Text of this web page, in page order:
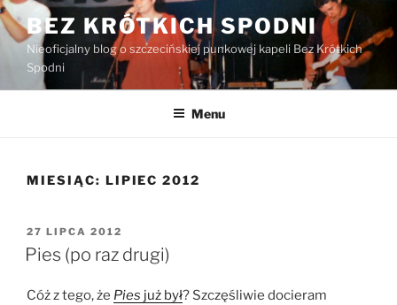
Przejdź
do
treści
BEZ KRÓTKICH SPODNI
Nieoficjalny blog o szczecińskiej punkowej kapeli Bez Krótkich
Spodni
Menu
MIESIĄC: LIPIEC 2012
OPUBLIKOWANE
W
27 LIPCA 2012
Pies (po raz drugi)
Cóż z tego, że Pies już był? Szczęśliwie docieram